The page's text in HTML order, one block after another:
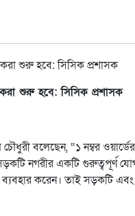
শুরু হবে: সিসিক প্রশাসক
বলেছেন, “১ নম্বর
নগরীর একটি গুরুত্বপূর্ণ
করেন। তাই সড়কটি এবং